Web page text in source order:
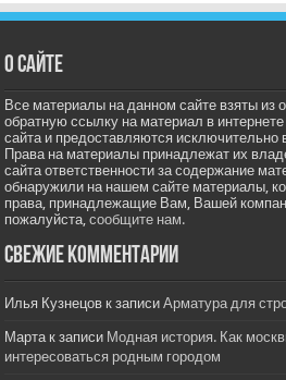
О сайте
Все материалы на данном сайте взяты из
обратную ссылку на материал в
сайта и предоставляются исключительно
Права на материалы принадлежат их
сайта ответственности за содержание
обнаружили на нашем сайте материалы,
права, принадлежащие Вам, Вашей
пожалуйста,сообщите нам.
Свежие комментарии
Илья Кузнецов к записиАрматура для
Марта к записи Модная история. Как
интересоваться родным городом